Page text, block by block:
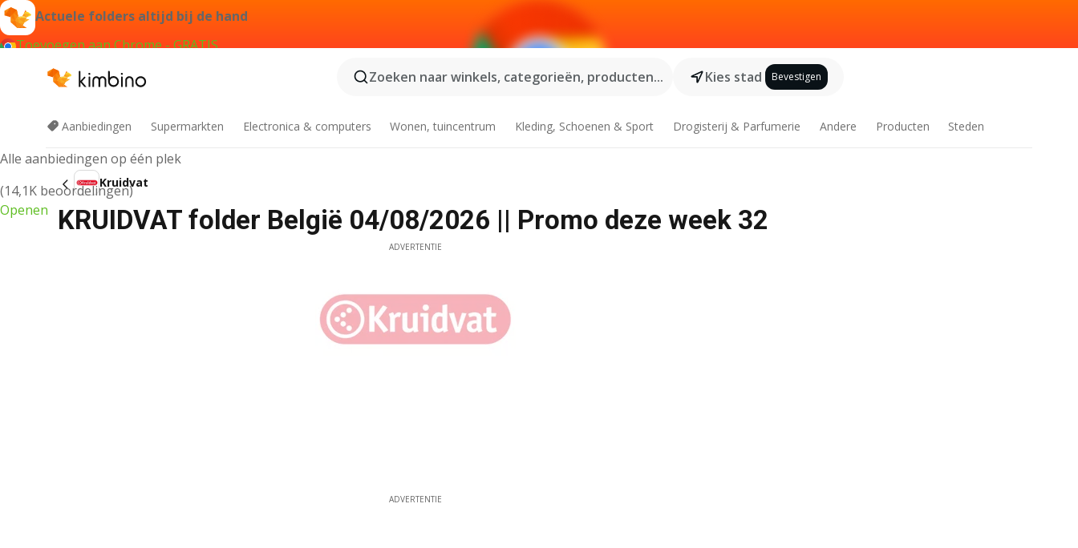
Actuele folders altijd bij de hand
Toevoegen aan Chrome - GRATIS
Kimbino app
Alle aanbiedingen op één plek
(14,1K beoordelingen)
Openen
Zoeken naar winkels, categorieën, producten... Kies stad Bevestigen
Aanbiedingen Supermarkten Electronica & computers Wonen, tuincentrum Kleding, Schoenen & Sport Drogisterij & Parfumerie Andere Producten Steden
Kruidvat
KRUIDVAT folder België 04/08/2026 || Promo deze week 32
ADVERTENTIE
ADVERTENTIE